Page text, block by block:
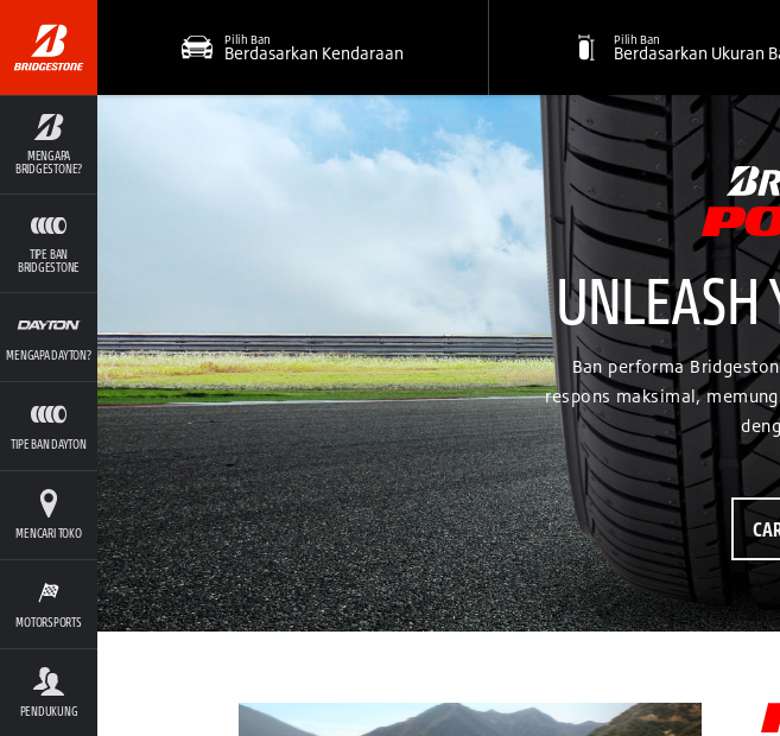
MENGAPA
BRIDGESTONE?
TIPE BAN
BRIDGESTONE
MENGAPA DAYTON?
TIPE BAN DAYTON
MENCARI TOKO
MOTORSPORTS
PENDUKUNG
Pilih Ban
Berdasarkan Kendaraan
Pilih Ban
Berdasarkan Ukuran
UNLEASH
Ban performa
respons maksimal,